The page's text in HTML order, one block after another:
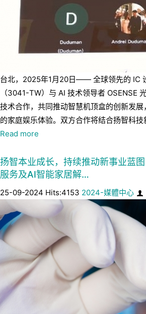
台北，2025年1月20日—— 全球领先的 IC
（3041-TW）与 AI 技术领导者 OSENSE
技术合作，共同推动智慧机顶盒的创新发
的家庭娱乐体验。双方合作将结合扬智科技
Read more
扬智本业成长，持续推动新事业蓝
服务及AI智能家居解…
25-09-2024 Hits:4153 2024-媒體中心